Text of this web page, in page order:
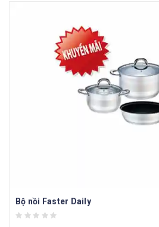
Bộ nồi Faster Daily